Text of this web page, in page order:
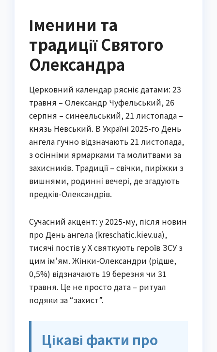
Іменини та
традиції Святого
Олександра
Церковний календар рясніє датами: 23
травня – Олександр Чуфельський, 26
серпня – синеельський, 21 листопада –
князь Невський. В Україні 2025-го День
ангела гучно відзначають 21 листопада,
з осінніми ярмарками та молитвами за
захисників. Традиції – свічки, пиріжки з
вишнями, родинні вечері, де згадують
предків-Олександрів.
Сучасний акцент: у 2025-му, після новин
про День ангела (kreschatic.kiev.ua),
тисячі постів у X святкують героїв ЗСУ з
цим ім’ям. Жінки-Олександри (рідше,
0,5%) відзначають 19 березня чи 31
травня. Це не просто дата – ритуал
подяки за “захист”.
Цікаві факти про